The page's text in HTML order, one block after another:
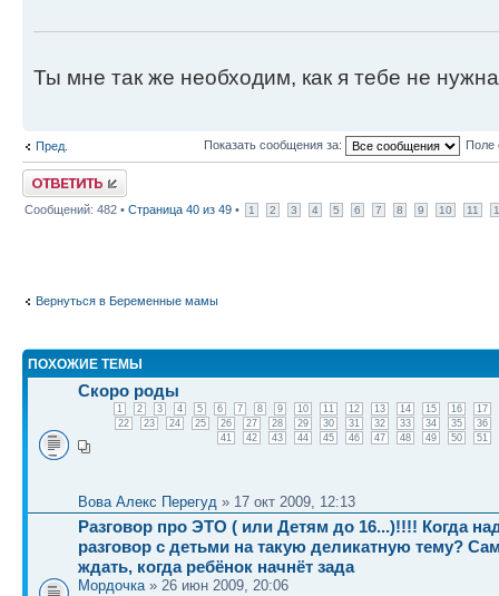
Ты мне так же необходим, как я тебе не
Пред. Показать сообщения за: Поле
Ответить
Сообщений: 482 • Страница 40 из 49 • 1 2 3 4 5 6 7 8 9 10 11
Вернуться в Беременные мамы
ПОХОЖИЕ ТЕМЫ
Скоро роды
1 2 3 4 5 6 7 8 9 10 11 12 13 14 15 16
17
22
23 24 25 26 27 28 29 30 31 32 33 34 35
36
41
42 43 44 45 46 47 48 49 50 51
Вова Алекс Перегуд » 17 окт 2009, 12:13
Разговор про ЭТО ( или Детям до 16...)!!!! Когда
разговор с детьми на такую деликатную тему?
ждать, когда ребёнок начнёт зада
Мордочка» 26 июн 2009, 20:06